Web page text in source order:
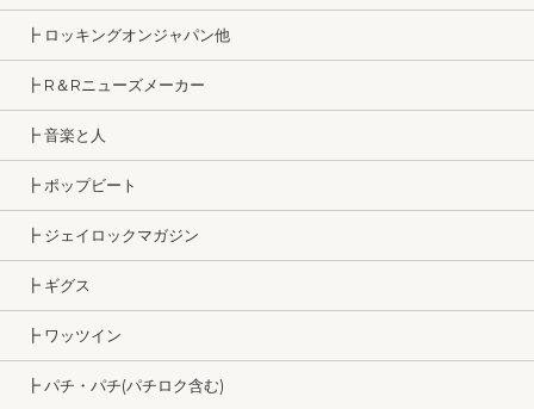
┣ ロッキングオンジャパン他
┣ R＆Rニューズメーカー
┣ 音楽と人
┣ ポップビート
┣ ジェイロックマガジン
┣ ギグス
┣ ワッツイン
┣ パチ・パチ(パチロク含む)